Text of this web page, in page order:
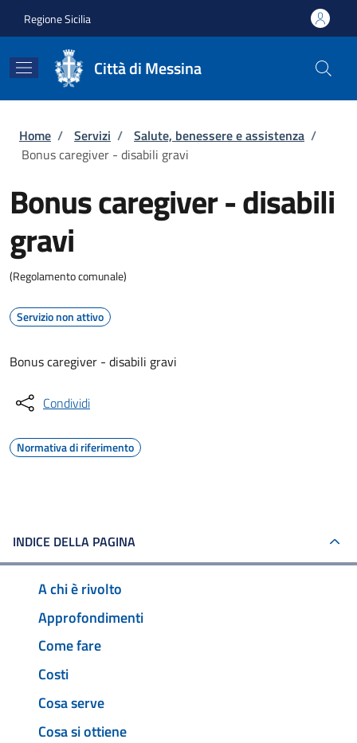
Regione Sicilia
Città di Messina
Briciole di pane
Home / Servizi / Salute, benessere e assistenza /
Bonus caregiver - disabili gravi
Bonus caregiver - disabili
gravi
(Regolamento comunale)
Servizio non attivo
Bonus caregiver - disabili gravi
Condividi
Normativa di riferimento
INDICE DELLA PAGINA
A chi è rivolto
Approfondimenti
Come fare
Costi
Cosa serve
Cosa si ottiene